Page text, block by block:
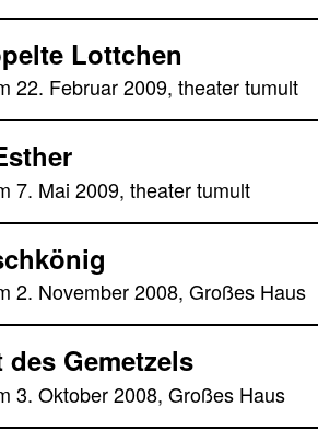
Lottchen
22. Februar 2009, theater tumult
7. Mai 2009, theater tumult
2. November 2008, Großes Haus
des Gemetzels
3. Oktober 2008, Großes Haus